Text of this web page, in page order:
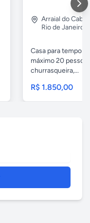
Arraial do Cabo
Rio de Janeiro
Casa para
máximo 20
churrasqueira,...
R$ 1.850,00